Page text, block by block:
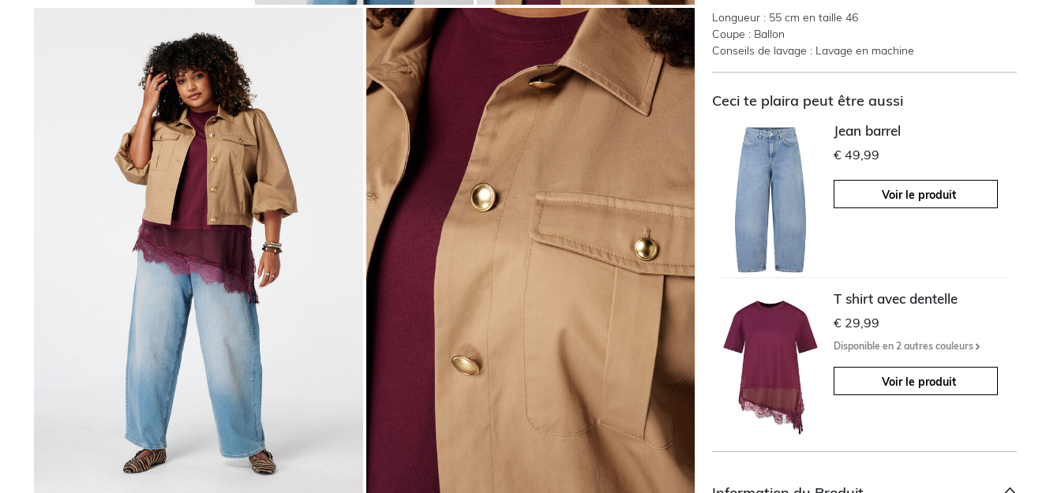
Longueur : 55 cm en taille 46
Coupe : Ballon
Conseils de lavage : Lavage en machine
Ceci te plaira peut être aussi
Jean barrel
€ 49,99
Voir le produit
T shirt avec dentelle
€ 29,99
Disponible en 2 autres couleurs
Voir le produit